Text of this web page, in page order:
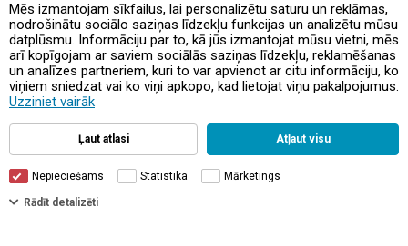
Mēs izmantojam sīkfailus, lai personalizētu saturu un reklāmas,
nodrošinātu sociālo saziņas līdzekļu funkcijas un analizētu mūsu
datplūsmu. Informāciju par to, kā jūs izmantojat mūsu vietni, mēs
arī kopīgojam ar saviem sociālās saziņas līdzekļu, reklamēšanas
un analīzes partneriem, kuri to var apvienot ar citu informāciju, ko
viņiem sniedzat vai ko viņi apkopo, kad lietojat viņu pakalpojumus.
Uzziniet vairāk
Ļaut atlasi Atļaut visu
Nepieciešams Statistika Mārketings
Rādīt detalizēti
Предложения и акции
Контакты